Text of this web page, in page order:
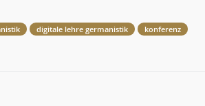
digitale lehre germanistik
konferenz